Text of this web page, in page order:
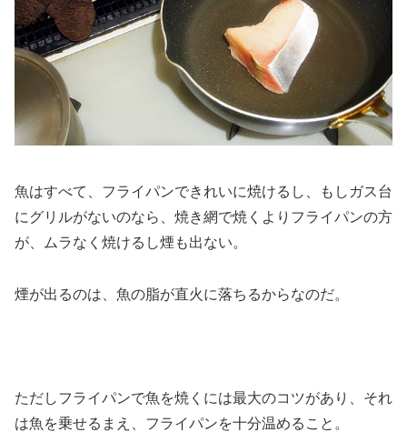
魚はすべて、フライパンできれいに焼けるし、もしガス台
にグリルがないのなら、焼き網で焼くよりフライパンの方
が、ムラなく焼けるし煙も出ない。
煙が出るのは、魚の脂が直火に落ちるからなのだ。
ただしフライパンで魚を焼くには最大のコツがあり、それ
は魚を乗せるまえ、フライパンを十分温めること。